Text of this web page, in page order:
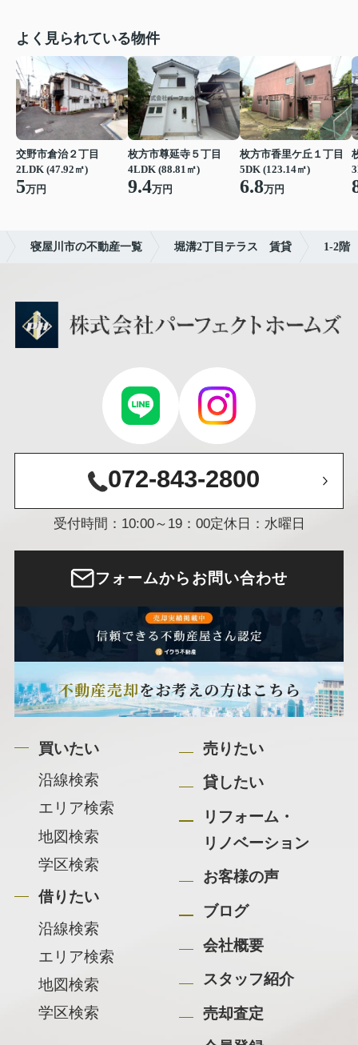
よく見られている物件
交野市倉治２丁目
2LDK (47.92㎡)
5万円
枚方市尊延寺５丁目
4LDK (88.81㎡)
9.4万円
枚方市香里ケ丘１丁目
5DK (123.14㎡)
6.8万円
寝屋川市の不動産一覧 堀溝2丁目テラス 賃貸 1-2階
072-843-2800
受付時間：10:00～19：00定休日：水曜日
フォームからお問い合わせ
買いたい
沿線検索
エリア検索
地図検索
学区検索
借りたい
沿線検索
エリア検索
地図検索
学区検索
売りたい
貸したい
リフォーム・
リノベーション
お客様の声
ブログ
会社概要
スタッフ紹介
売却査定